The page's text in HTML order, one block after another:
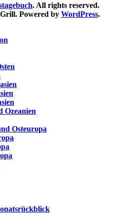
. All rights reserved.
Powered by WordPress.
Ozeanien
Osteuropa